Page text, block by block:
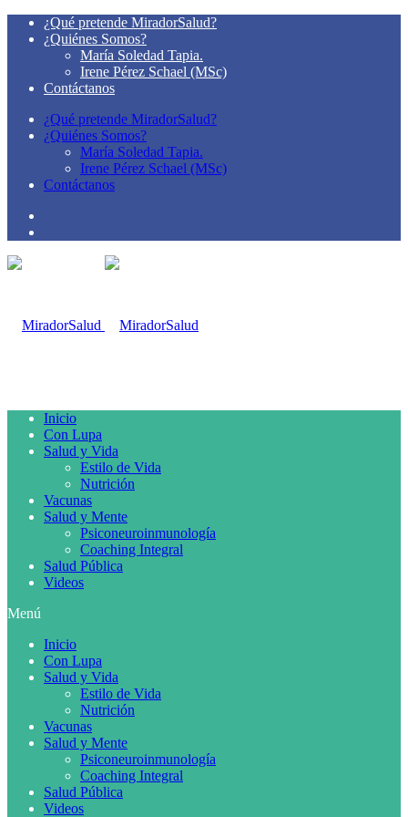
¿Qué pretende MiradorSalud?
¿Quiénes Somos?
María Soledad Tapia.
Irene Pérez Schael (MSc)
Contáctanos
¿Qué pretende MiradorSalud?
¿Quiénes Somos?
María Soledad Tapia.
Irene Pérez Schael (MSc)
Contáctanos
Inicio
Con Lupa
Salud y Vida
Estilo de Vida
Nutrición
Vacunas
Salud y Mente
Psiconeuroinmunología
Coaching Integral
Salud Pública
Videos
Menú
Inicio
Con Lupa
Salud y Vida
Estilo de Vida
Nutrición
Vacunas
Salud y Mente
Psiconeuroinmunología
Coaching Integral
Salud Pública
Videos